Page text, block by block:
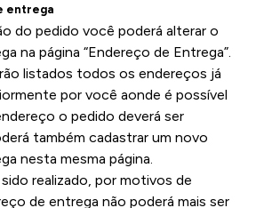
entrega
do pedido você poderá alterar o
na página “Endereço de Entrega”.
listados todos os endereços já
por você aonde é possível
o pedido deverá ser
também cadastrar um novo
nesta mesma página.
realizado, por motivos de
de entrega não poderá mais ser